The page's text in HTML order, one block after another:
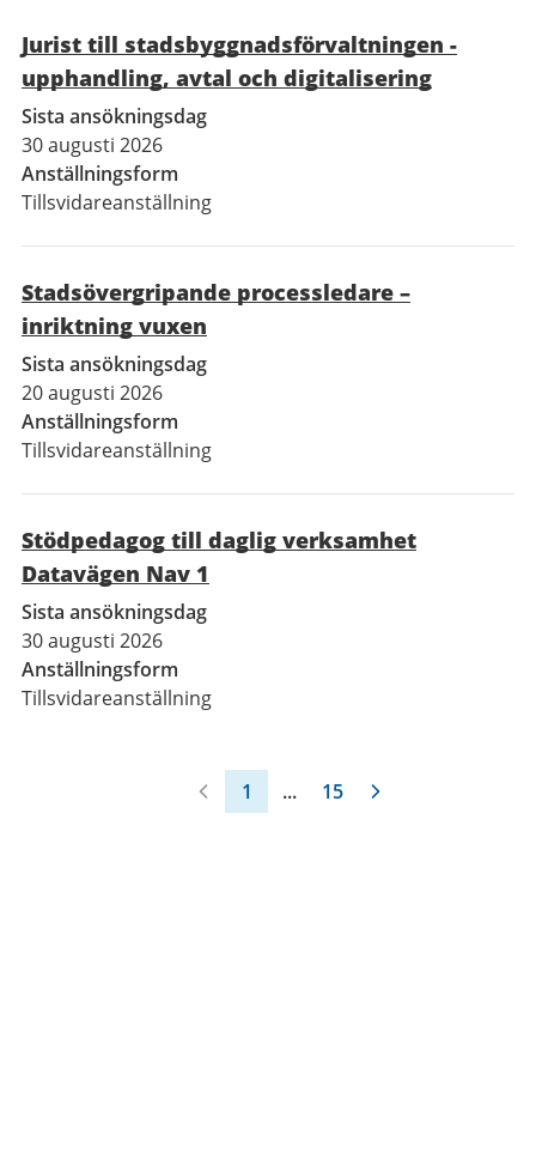
Jurist till stadsbyggnadsförvaltningen -
upphandling, avtal och digitalisering
Sista ansökningsdag
30 augusti 2026
Anställningsform
Tillsvidareanställning
Stadsövergripande processledare –
inriktning vuxen
Sista ansökningsdag
20 augusti 2026
Anställningsform
Tillsvidareanställning
Stödpedagog till daglig verksamhet
Datavägen Nav 1
Sista ansökningsdag
30 augusti 2026
Anställningsform
Tillsvidareanställning
1 ... 15